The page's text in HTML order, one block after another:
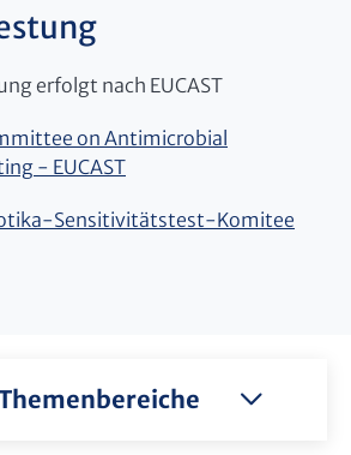
erfolgt nach EUCAST
on Antimicrobial
- EUCAST
Sensitivitätstest-Komitee